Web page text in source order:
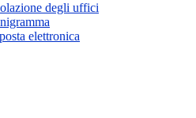
degli uffici
elettronica